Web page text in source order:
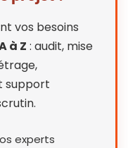
vos besoins
à Z : audit, mise
support
experts